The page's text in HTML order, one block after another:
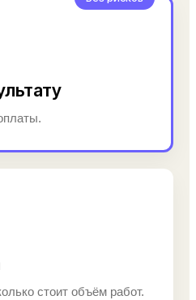
стоит объём работ.